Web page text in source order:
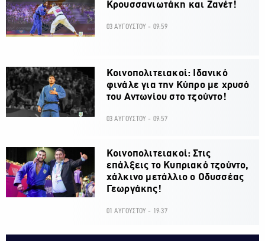
Κρουσσανιωτάκη και Ζανέτ!
03 ΑΥΓΟΥΣΤΟΥ - 09:59
Κοινοπολιτειακοί: Ιδανικό
φινάλε για την Κύπρο με χρυσό
του Αντωνίου στο τζούντο!
03 ΑΥΓΟΥΣΤΟΥ - 09:57
Κοινοπολιτειακοί: Στις
επάλξεις το Κυπριακό τζούντο,
χάλκινο μετάλλιο ο Οδυσσέας
Γεωργάκης!
01 ΑΥΓΟΥΣΤΟΥ - 19:37